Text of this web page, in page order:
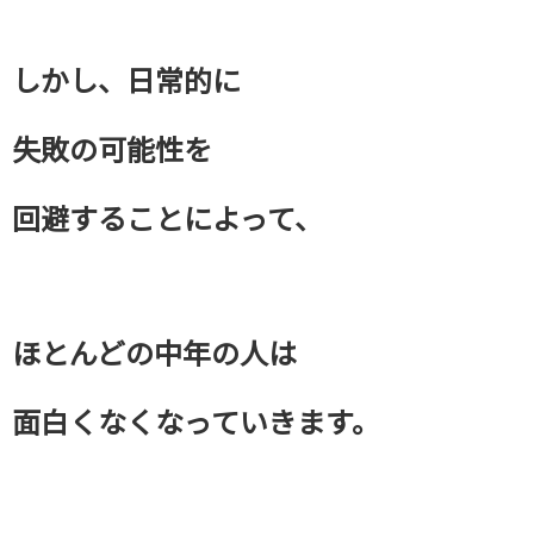
しかし、日常的に
失敗の可能性を
回避することによって、
ほとんどの中年の人は
面白くなくなっていきます。